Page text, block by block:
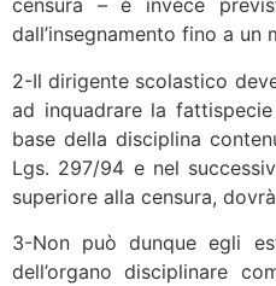
censura – è invece
dall’insegnamento fino a un
2-Il dirigente scolastico
ad inquadrare la
base della disciplina
Lgs. 297/94 e nel
superiore alla censura,
3-Non può dunque egli
dell’organo disciplinare